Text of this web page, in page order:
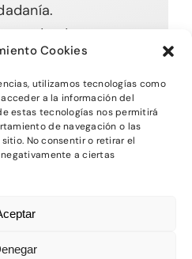
Cookies
utilizamos tecnologías como
a la información del
estas tecnologías nos permitirá
de navegación o las
No consentir o retirar el
a ciertas
desde nuestras
-Política de Privacidad